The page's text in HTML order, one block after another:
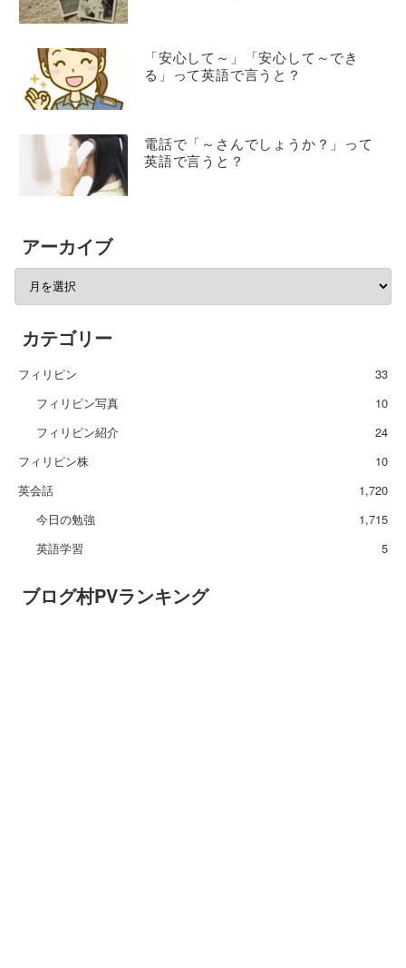
「安心して～」「安心して～でき
る」って英語で言うと？
電話で「～さんでしょうか？」って
英語で言うと？
アーカイブ
カテゴリー
フィリピン
33
フィリピン写真
10
フィリピン紹介
24
フィリピン株
10
英会話
1,720
今日の勉強
1,715
英語学習
5
ブログ村PVランキング